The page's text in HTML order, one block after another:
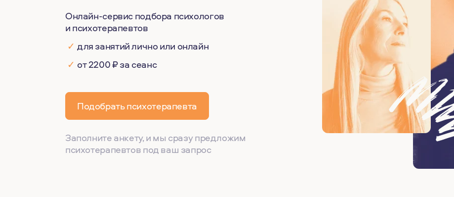
Онлайн-сервис подбора психологов
и психотерапевтов
✓ для занятий лично или онлайн
✓ от 2200 ₽ за сеанс
Подобрать психотерапевта
Заполните анкету, и мы сразу предложим
психотерапевтов под ваш запрос